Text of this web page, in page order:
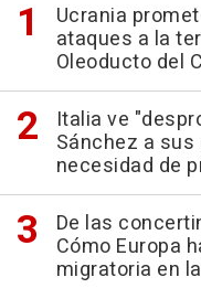
Ucrania
ataques a la
Oleoducto del
Italia ve
Sánchez a
necesidad de
De las
Cómo Europa
migratoria en